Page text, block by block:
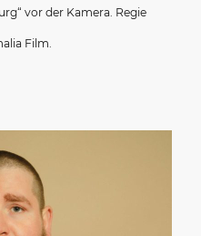
vor der Kamera. Regie
Film.